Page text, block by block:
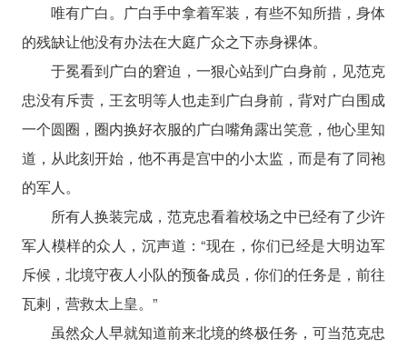
唯有广白。广白手中拿着军装，有些不知所措，身体
的残缺让他没有办法在大庭广众之下赤身裸体。
于冕看到广白的窘迫，一狠心站到广白身前，见范克
忠没有斥责，王玄明等人也走到广白身前，背对广白围成
一个圆圈，圈内换好衣服的广白嘴角露出笑意，他心里知
道，从此刻开始，他不再是宫中的小太监，而是有了同袍
的军人。
所有人换装完成，范克忠看着校场之中已经有了少许
军人模样的众人，沉声道：“现在，你们已经是大明边军
斥候，北境守夜人小队的预备成员，你们的任务是，前往
瓦剌，营救太上皇。”
虽然众人早就知道前来北境的终极任务，可当范克忠